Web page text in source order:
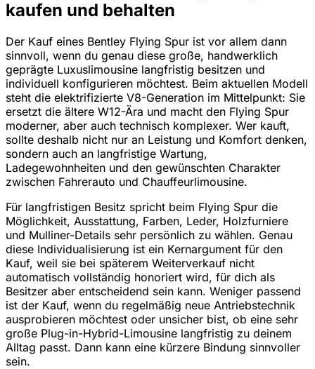
kaufen und behalten
Der Kauf eines Bentley Flying Spur ist vor allem dann
sinnvoll, wenn du genau diese große, handwerklich
geprägte Luxuslimousine langfristig besitzen und
individuell konfigurieren möchtest. Beim aktuellen Modell
steht die elektrifizierte V8-Generation im Mittelpunkt: Sie
ersetzt die ältere W12-Ära und macht den Flying Spur
moderner, aber auch technisch komplexer. Wer kauft,
sollte deshalb nicht nur an Leistung und Komfort denken,
sondern auch an langfristige Wartung,
Ladegewohnheiten und den gewünschten Charakter
zwischen Fahrerauto und Chauffeurlimousine.
Für langfristigen Besitz spricht beim Flying Spur die
Möglichkeit, Ausstattung, Farben, Leder, Holzfurniere
und Mulliner-Details sehr persönlich zu wählen. Genau
diese Individualisierung ist ein Kernargument für den
Kauf, weil sie bei späterem Weiterverkauf nicht
automatisch vollständig honoriert wird, für dich als
Besitzer aber entscheidend sein kann. Weniger passend
ist der Kauf, wenn du regelmäßig neue Antriebstechnik
ausprobieren möchtest oder unsicher bist, ob eine sehr
große Plug-in-Hybrid-Limousine langfristig zu deinem
Alltag passt. Dann kann eine kürzere Bindung sinnvoller
sein.